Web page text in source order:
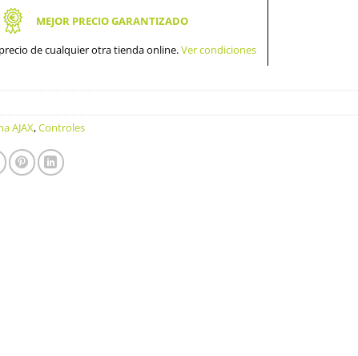
MEJOR PRECIO GARANTIZADO
de cualquier otra tienda online.Ver condiciones
AJAX,Controles